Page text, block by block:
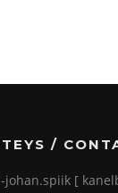
/
johan.spiik [